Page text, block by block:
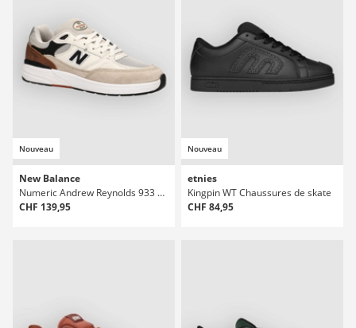
Nouveau
New Balance
Numeric Andrew Reynolds 933 Chaussures de skate
CHF 139,95
Nouveau
etnies
Kingpin WT Chaussures de skate
CHF 84,95